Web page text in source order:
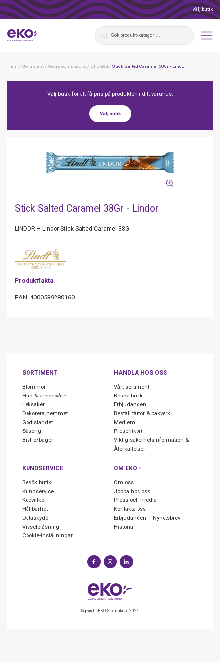
Välj butik
Hem / Sortiment/ Godis och snacks / Choklad / Stick Salted Caramel 38Gr - Lindor
Välj butik för att få pris på produkten i ditt varuhus.
Välj butik
Stick Salted Caramel 38Gr - Lindor
LINDOR – Lindor Stick Salted Caramel 38G
Produktfakta
EAN: 4000539280160
SORTIMENT
Blommor
Hud & kroppsvård
Leksaker
Dekorera hemmet
Godislandet
Säsong
Bistro/bageri
HANDLA HOS OSS
Vårt sortiment
Besök butik
Erbjudanden
Beställ tårtor & bakverk
Medlem
Presentkort
Viktig säkerhetsinformation &
Återkallelser
KUNDSERVICE
Besök butik
Kundservice
Köpvillkor
Hållbarhet
Dataskydd
Visselblåsning
Cookie-inställningar
OM EKO;-
Om oss
Jobba hos oss
Press och media
Kontakta oss
Erbjudanden – Nyhetsbrev
Historia
Copyright EKO Stormarknad 2026